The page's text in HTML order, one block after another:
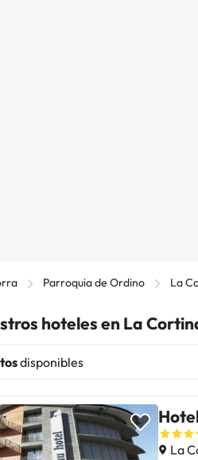
Parroquia de Ordino La
hoteles en La
disponibles
La